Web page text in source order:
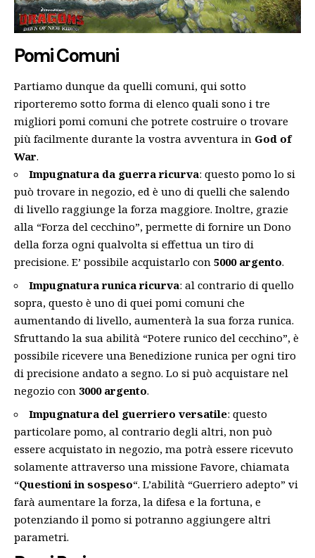
Pomi Comuni
Partiamo dunque da quelli comuni, qui sotto
riporteremo sotto forma di elenco quali sono i tre
migliori pomi comuni che potrete costruire o trovare
più facilmente durante la vostra avventura in God of
War.
Impugnatura da guerra ricurva: questo pomo lo si
può trovare in negozio, ed è uno di quelli che salendo
di livello raggiunge la forza maggiore. Inoltre, grazie
alla “Forza del cecchino”, permette di fornire un Dono
della forza ogni qualvolta si effettua un tiro di
precisione. E’ possibile acquistarlo con 5000 argento.
Impugnatura runica ricurva: al contrario di quello
sopra, questo è uno di quei pomi comuni che
aumentando di livello, aumenterà la sua forza runica.
Sfruttando la sua abilità “Potere runico del cecchino”, è
possibile ricevere una Benedizione runica per ogni tiro
di precisione andato a segno. Lo si può acquistare nel
negozio con 3000 argento.
Impugnatura del guerriero versatile: questo
particolare pomo, al contrario degli altri, non può
essere acquistato in negozio, ma potrà essere ricevuto
solamente attraverso una missione Favore, chiamata
“Questioni in sospeso“. L’abilità “Guerriero adepto” vi
farà aumentare la forza, la difesa e la fortuna, e
potenziando il pomo si potranno aggiungere altri
parametri.